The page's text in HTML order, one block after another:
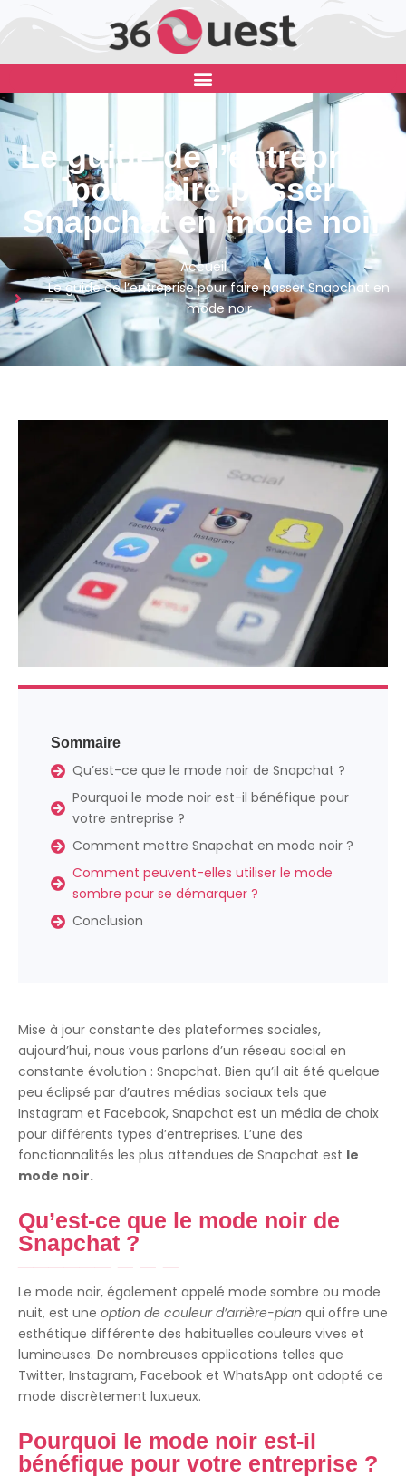
Le guide de l’entreprise
pour faire passer
Snapchat en mode noir
Accueil
Le guide de l’entreprise pour faire passer Snapchat en
mode noir
Sommaire
Qu’est-ce que le mode noir de Snapchat ?
Pourquoi le mode noir est-il bénéfique pour
votre entreprise ?
Comment mettre Snapchat en mode noir ?
Comment peuvent-elles utiliser le mode
sombre pour se démarquer ?
Conclusion
Mise à jour constante des plateformes sociales,
aujourd’hui, nous vous parlons d’un réseau social en
constante évolution : Snapchat. Bien qu’il ait été quelque
peu éclipsé par d’autres médias sociaux tels que
Instagram et Facebook, Snapchat est un média de choix
pour différents types d’entreprises. L’une des
fonctionnalités les plus attendues de Snapchat est le
mode noir.
Qu’est-ce que le mode noir de
Snapchat ?
Le mode noir, également appelé mode sombre ou mode
nuit, est une option de couleur d’arrière-plan qui offre une
esthétique différente des habituelles couleurs vives et
lumineuses. De nombreuses applications telles que
Twitter, Instagram, Facebook et WhatsApp ont adopté ce
mode discrètement luxueux.
Pourquoi le mode noir est-il
bénéfique pour votre entreprise ?